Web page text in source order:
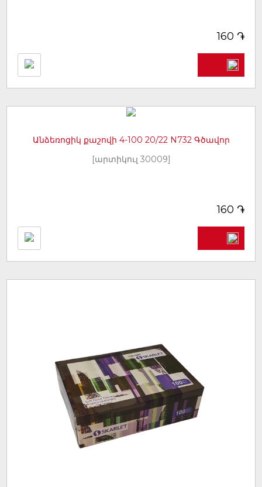
160 ֏
Անձեռոցիկ քաշովի 4-100 20/22 N732 Գծավոր
[արտիկուլ 30009]
160 ֏